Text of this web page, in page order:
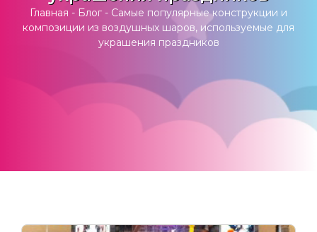
Главная - Блог - Самые популярные конструкции и
композиции из воздушных шаров, используемые для
украшения праздников